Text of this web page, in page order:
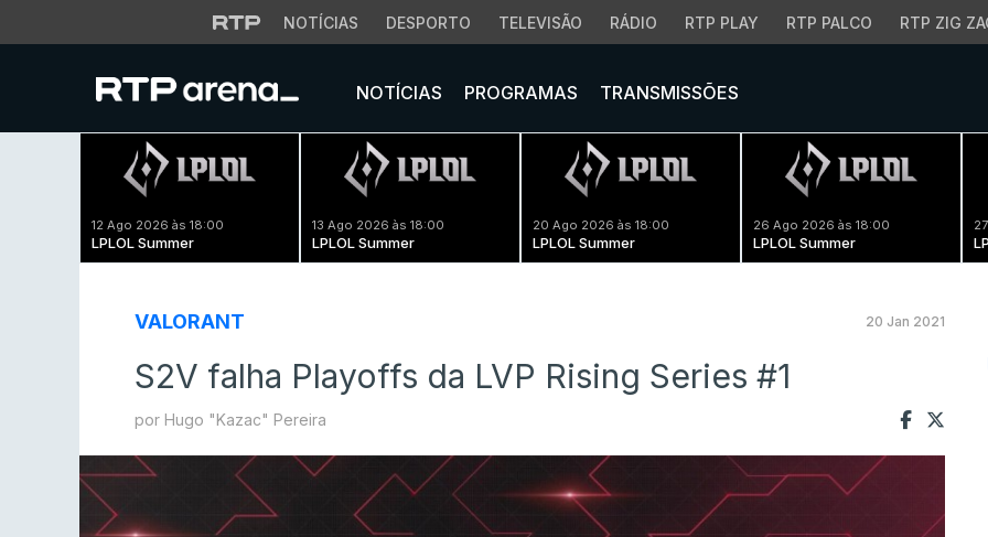
NOTÍCIAS DESPORTO TELEVISÃO RÁDIO RTP PLAY RTP PALCO RTP ZIG
NOTÍCIAS PROGRAMAS TRANSMISSÕES
12 Ago 2026 às 18:00
LPLOL Summer
13 Ago 2026 às 18:00
LPLOL Summer
20 Ago 2026 às 18:00
LPLOL Summer
26 Ago 2026 às 18:00
LPLOL Summer
VALORANT 20 Jan 2021
S2V falha Playoffs da LVP Rising Series #1
por Hugo "Kazac" Pereira